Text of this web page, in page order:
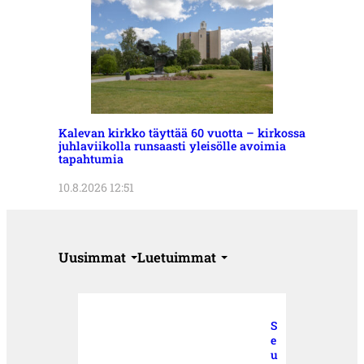
Kalevan kirkko täyttää 60 vuotta – kirkossa
juhlaviikolla runsaasti yleisölle avoimia
tapahtumia
10.8.2026 12:51
Uusimmat Luetuimmat
S
e
u